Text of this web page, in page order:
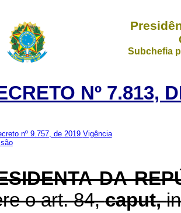
Subchefia
Nº 7.813,
nº 9.757, de 2019 Vigência
DA
o art. 84,caput,